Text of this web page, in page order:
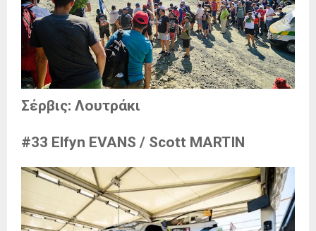
Σέρβις: Λουτράκι
#33 Elfyn EVANS / Scott MARTIN